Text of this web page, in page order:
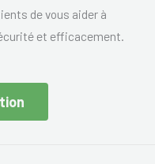
de vous aider à
et efficacement.